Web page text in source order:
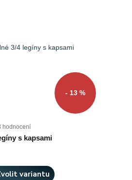
- 13 %
hodnocení
s kapsami
variantu